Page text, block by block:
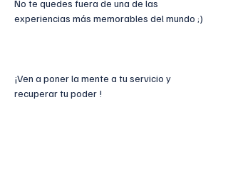
No te quedes fuera de una de las
experiencias más memorables del mundo ;)
¡Ven a poner la mente a tu servicio y
recuperar tu poder !